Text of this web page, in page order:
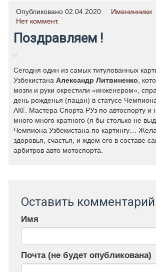
Опубликовано 02.04.2020
Именинники
Нет коммент.
Поздравляем !
Сегодня один из самых титулованных
Узбекистана Александр Литвиненко ,
мозги и руки окрестили «инженером»,
день рожденья (пацан) в статусе
АКГ. Мастера Спорта РУз по автоспорту и
много много кратного (я бы столько не
Чемпиона Узбекистана по картингу…
здоровья, счастья, и ждем его в составе
арбитров авто мотоспорта.
Оставить комментарий
Имя
Почта (не будет опубликована)